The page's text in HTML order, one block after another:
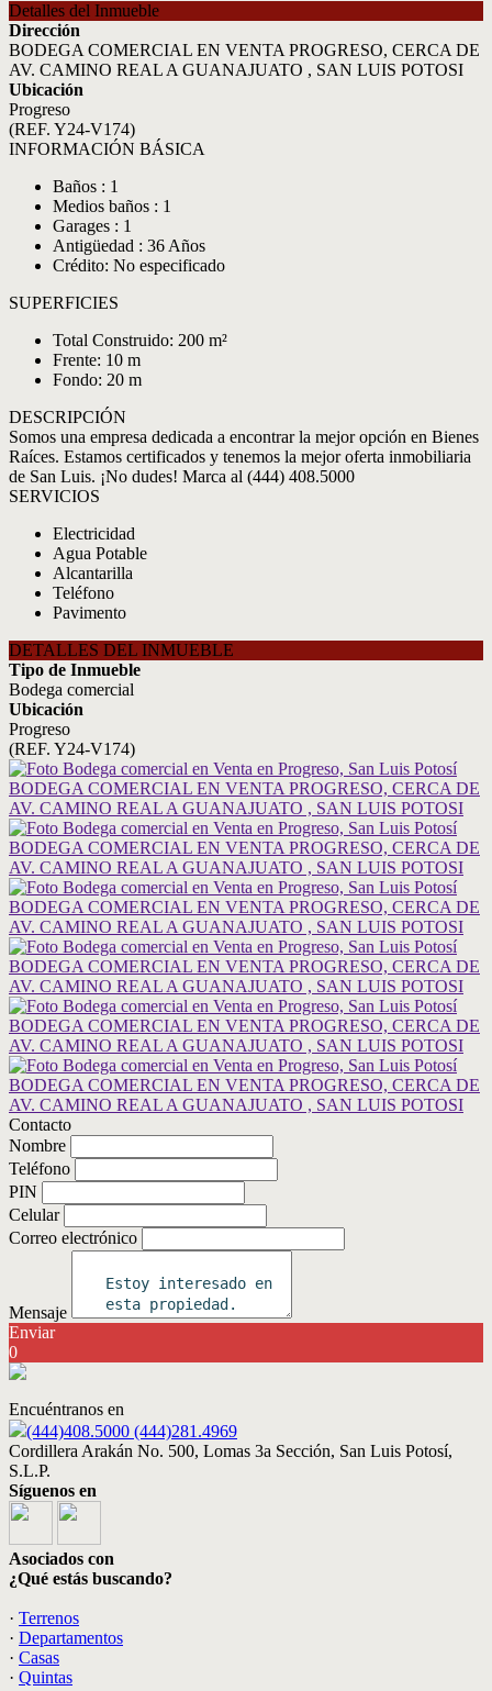
Detalles del Inmueble
Dirección
BODEGA COMERCIAL EN VENTA PROGRESO, CERCA DE
AV. CAMINO REAL A GUANAJUATO , SAN LUIS POTOSI
Ubicación
Progreso
(REF. Y24-V174)
INFORMACIÓN BÁSICA
Baños : 1
Medios baños : 1
Garages : 1
Antigüedad : 36 Años
Crédito: No especificado
SUPERFICIES
Total Construido: 200 m²
Frente: 10 m
Fondo: 20 m
DESCRIPCIÓN
Somos una empresa dedicada a encontrar la mejor opción en Bienes
Raíces. Estamos certificados y tenemos la mejor oferta inmobiliaria
de San Luis. ¡No dudes! Marca al (444) 408.5000
SERVICIOS
Electricidad
Agua Potable
Alcantarilla
Teléfono
Pavimento
DETALLES DEL INMUEBLE
Tipo de Inmueble
Bodega comercial
Ubicación
Progreso
(REF. Y24-V174)
Contacto
Nombre
Teléfono
PIN
Celular
Correo electrónico
Mensaje
Enviar
0
Encuéntranos en
(444)408.5000 (444)281.4969
Cordillera Arakán No. 500, Lomas 3a Sección, San Luis Potosí,
S.L.P.
Síguenos en
Asociados con
¿Qué estás buscando?
· Terrenos
· Departamentos
· Casas
· Quintas